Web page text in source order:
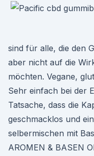
sind für alle, die den
aber nicht auf die
möchten. Vegane,
Sehr einfach bei der
Tatsache, dass die
geschmacklos und
selbermischen mit
AROMEN & BASEN